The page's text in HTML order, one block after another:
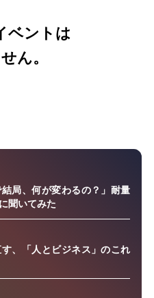
ベントは
ん。
結局、何が変わるの？」耐量
聞いてみた
、「人とビジネス」のこれ